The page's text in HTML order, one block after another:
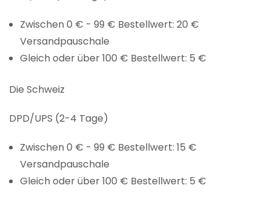
Zwischen 0 € - 99 € Bestellwert: 20 €
Versandpauschale
Gleich oder über 100 € Bestellwert: 5 €
Die Schweiz
DPD/UPS (2-4 Tage)
Zwischen 0 € - 99 € Bestellwert: 15 €
Versandpauschale
Gleich oder über 100 € Bestellwert: 5 €